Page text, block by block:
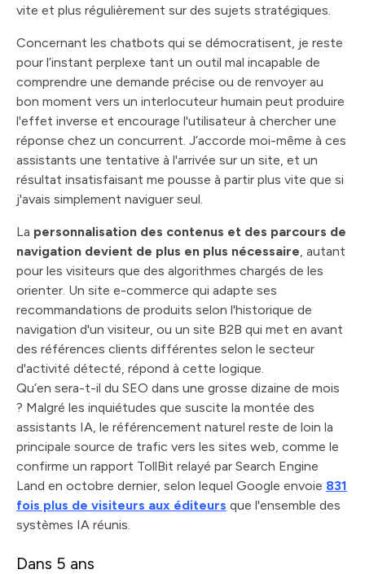
vite et plus régulièrement sur des sujets stratégiques.
Concernant les chatbots qui se démocratisent, je reste
pour l’instant perplexe tant un outil mal incapable de
comprendre une demande précise ou de renvoyer au
bon moment vers un interlocuteur humain peut produire
l'effet inverse et encourage l'utilisateur à chercher une
réponse chez un concurrent. J’accorde moi-même à ces
assistants une tentative à l'arrivée sur un site, et un
résultat insatisfaisant me pousse à partir plus vite que si
j'avais simplement naviguer seul.
La personnalisation des contenus et des parcours de
navigation devient de plus en plus nécessaire, autant
pour les visiteurs que des algorithmes chargés de les
orienter. Un site e-commerce qui adapte ses
recommandations de produits selon l'historique de
navigation d'un visiteur, ou un site B2B qui met en avant
des références clients différentes selon le secteur
d'activité détecté, répond à cette logique.
Qu’en sera-t-il du SEO dans une grosse dizaine de mois
? Malgré les inquiétudes que suscite la montée des
assistants IA, le référencement naturel reste de loin la
principale source de trafic vers les sites web, comme le
confirme un rapport TollBit relayé par Search Engine
Land en octobre dernier, selon lequel Google envoie 831
fois plus de visiteurs aux éditeurs que l'ensemble des
systèmes IA réunis.
Dans 5 ans